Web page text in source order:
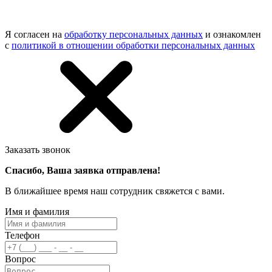
Я согласен на обработку персональных данных и ознакомлен
с политикой в отношении обработки персональных данных
Заказать звонок
Спасибо, Ваша заявка отправлена!
В ближайшее время наш сотрудник свяжется с вами.
Имя и фамилия
Телефон
Вопрос